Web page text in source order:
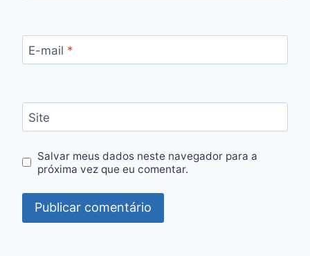
E-mail *
Site
Salvar meus dados neste navegador para a
próxima vez que eu comentar.